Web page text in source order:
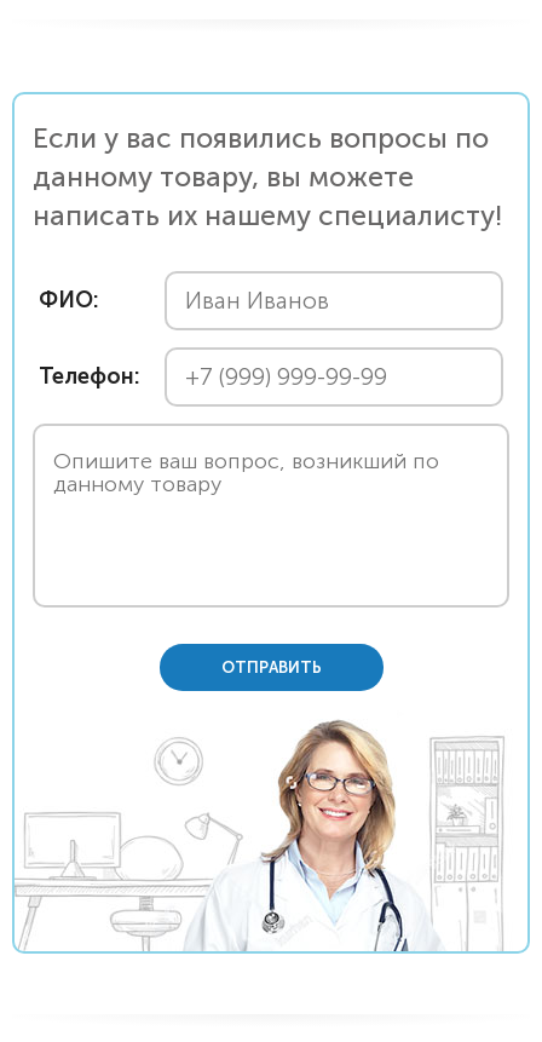
Если у вас появились вопросы по
данному товару, вы можете
написать их нашему специалисту!
ФИО:
Телефон:
ОТПРАВИТЬ